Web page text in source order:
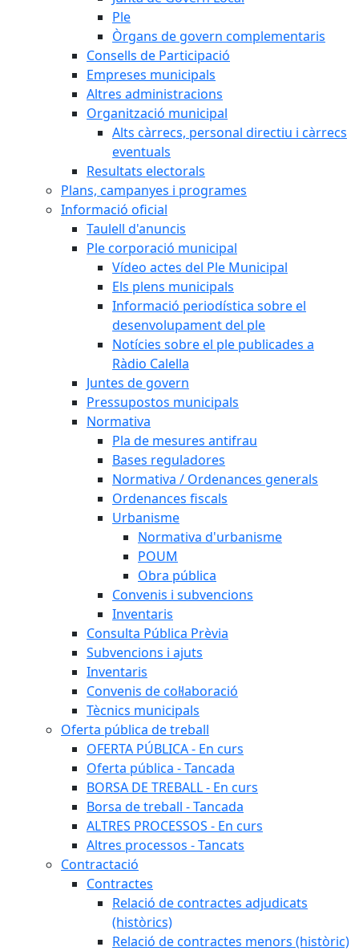
Ple
Òrgans de govern complementaris
Consells de Participació
Empreses municipals
Altres administracions
Organització municipal
Alts càrrecs, personal directiu i càrrecs
eventuals
Resultats electorals
Plans, campanyes i programes
Informació oficial
Taulell d'anuncis
Ple corporació municipal
Vídeo actes del Ple Municipal
Els plens municipals
Informació periodística sobre el
desenvolupament del ple
Notícies sobre el ple publicades a
Ràdio Calella
Juntes de govern
Pressupostos municipals
Normativa
Pla de mesures antifrau
Bases reguladores
Normativa / Ordenances generals
Ordenances fiscals
Urbanisme
Normativa d'urbanisme
POUM
Obra pública
Convenis i subvencions
Inventaris
Consulta Pública Prèvia
Subvencions i ajuts
Inventaris
Convenis de col·laboració
Tècnics municipals
Oferta pública de treball
OFERTA PÚBLICA - En curs
Oferta pública - Tancada
BORSA DE TREBALL - En curs
Borsa de treball - Tancada
ALTRES PROCESSOS - En curs
Altres processos - Tancats
Contractació
Contractes
Relació de contractes adjudicats
(històrics)
Relació de contractes menors (històric)